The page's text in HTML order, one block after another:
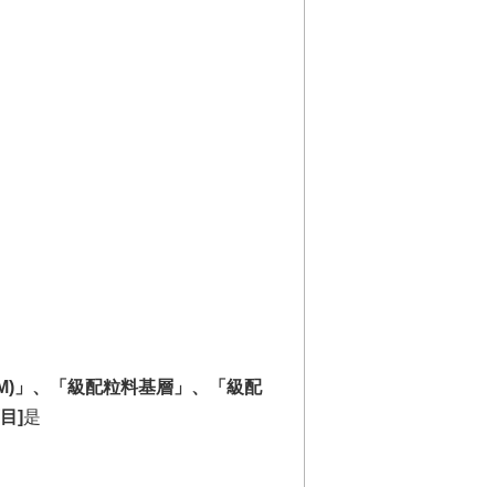
」、「級配粒料基層」、「級配
]是